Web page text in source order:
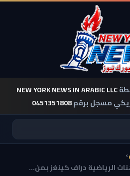
NEW YORK NEWS IN ARABIC LLC
مسجل برقم0451351808
›
الرياضية دراف كينغز بمن...